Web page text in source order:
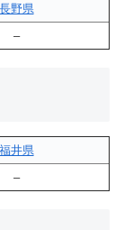
長野県
–
福井県
–